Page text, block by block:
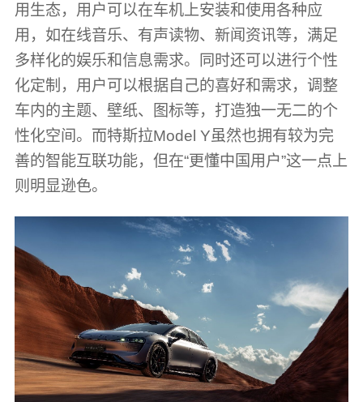
用生态，用户可以在车机上安装和使用各种应
用，如在线音乐、有声读物、新闻资讯等，满足
多样化的娱乐和信息需求。同时还可以进行个性
化定制，用户可以根据自己的喜好和需求，调整
车内的主题、壁纸、图标等，打造独一无二的个
性化空间。而特斯拉Model Y虽然也拥有较为完
善的智能互联功能，但在“更懂中国用户”这一点上
则明显逊色。